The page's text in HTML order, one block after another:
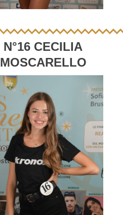
N°16 CECILIA
MOSCARELLO